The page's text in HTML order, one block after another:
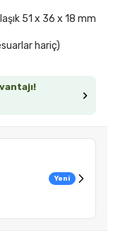
Yeni
51 x 36 x 18 mm
hariç)